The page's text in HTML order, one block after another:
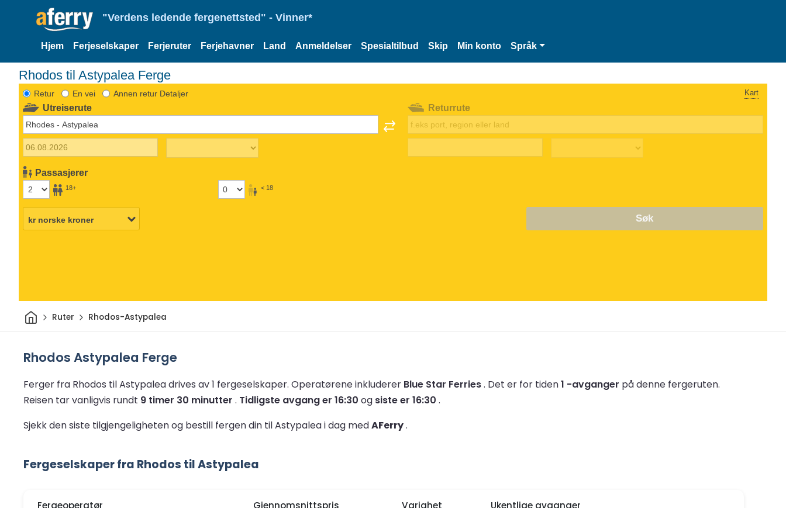
"Verdens ledende fergenettsted" - Vinner*
Hjem Ferjeselskaper Ferjeruter Ferjehavner Land Anmeldelser Spesialtilbud Skip Min konto Språk
Rhodos til Astypalea Ferge
Retur En vei Annen retur Detaljer Kart
Utreiserute
Passasjerer
18+ < 18
Returrute
Søk
HjemRuter Rhodos-Astypalea
Rhodos Astypalea Ferge
Ferger fra Rhodos til Astypalea drives av 1 fergeselskaper. Operatørene inkluderer Blue Star Ferries. Det er for tiden1 -avganger på denne fergeruten.
Reisen tar vanligvis rundt 9 timer 30 minutter . Tidligste avgang er 16:30 og siste er 16:30 .
Sjekk den siste tilgjengeligheten og bestill fergen din til Astypalea i dag medAFerry.
Fergeselskaper fra Rhodos til Astypalea